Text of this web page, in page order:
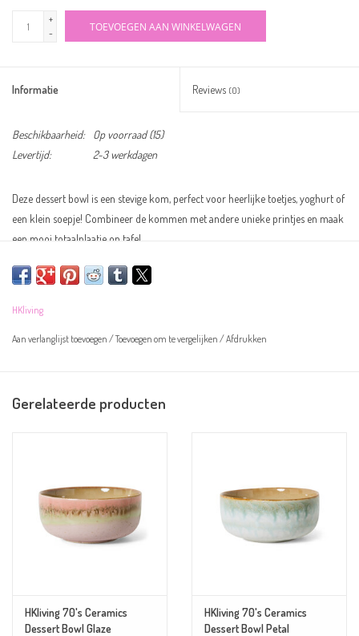
+
-
TOEVOEGEN AAN WINKELWAGEN
Informatie Reviews (0)
Beschikbaarheid: Op voorraad(15)
Levertijd:
2-3 werkdagen
Deze dessert bowl is een stevige kom, perfect voor heerlijke toetjes, yoghurt of
een klein soepje! Combineer de kommen met andere unieke printjes en maak
een mooi totaalplaatje op tafel.
afbeelding.
- Kleur: blauw, geel, bruin en creme
- Magnetron- en vaatwasserbestendig
HKliving
Aan verlanglijst toevoegen /Toevoegen om te vergelijken /Afdrukken
Gerelateerde producten
HKliving 70's Ceramics
Dessert Bowl Glaze
HKliving 70's Ceramics
Dessert Bowl Petal